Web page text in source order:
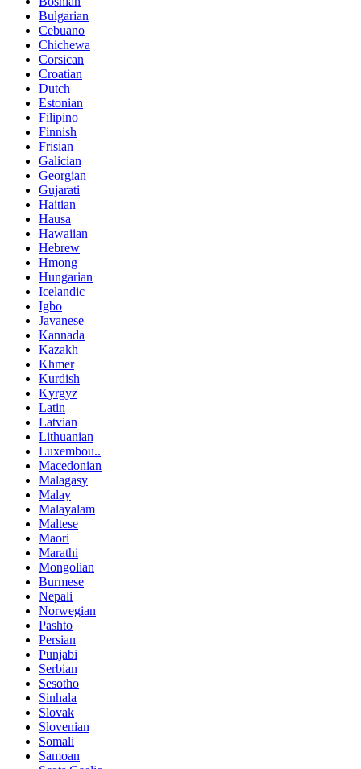
Bulgarian
Cebuano
Chichewa
Corsican
Croatian
Dutch
Estonian
Filipino
Finnish
Frisian
Galician
Georgian
Gujarati
Haitian
Hausa
Hawaiian
Hebrew
Hmong
Hungarian
Icelandic
Igbo
Javanese
Kannada
Kazakh
Khmer
Kurdish
Kyrgyz
Latin
Latvian
Lithuanian
Luxembou..
Macedonian
Malagasy
Malay
Malayalam
Maltese
Maori
Marathi
Mongolian
Burmese
Nepali
Norwegian
Pashto
Persian
Punjabi
Serbian
Sesotho
Sinhala
Slovak
Slovenian
Somali
Samoan